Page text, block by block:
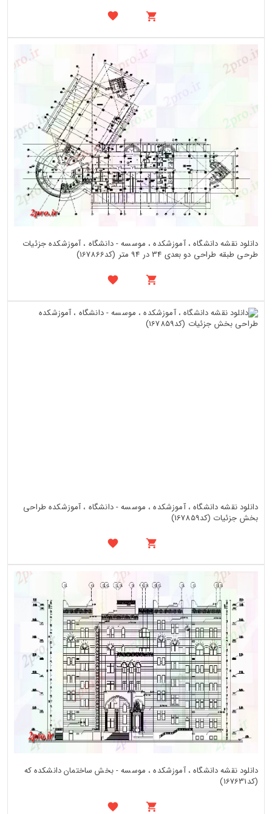
دانلود نقشه دانشگاه ، آموزشکده ، موسسه - دانشگاه ، آموزشکده جزئیات
طرحی طبقه طراحی دو بعدی 34 در 94 متر (کد167866)
دانلود نقشه دانشگاه ، آموزشکده ، موسسه - دانشگاه ، آموزشکده طراحی
بخش جزئیات (کد167859)
دانلود نقشه دانشگاه ، آموزشکده ، موسسه - بخش ساختمان دانشکده که
(کد167631)